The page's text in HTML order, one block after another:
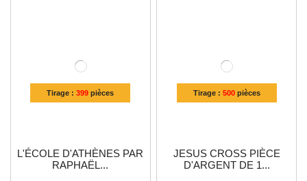
Tirage :399 pièces
L'ÉCOLE D'ATHÈNES PAR
RAPHAËL...
Tirage : 500pièces
JESUS CROSS PIÈCE
D'ARGENT DE 1...